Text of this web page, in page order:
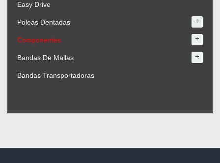
Easy Drive
Poleas Dentadas +
Componentes +
Bandas De Mallas +
Bandas Transportadoras